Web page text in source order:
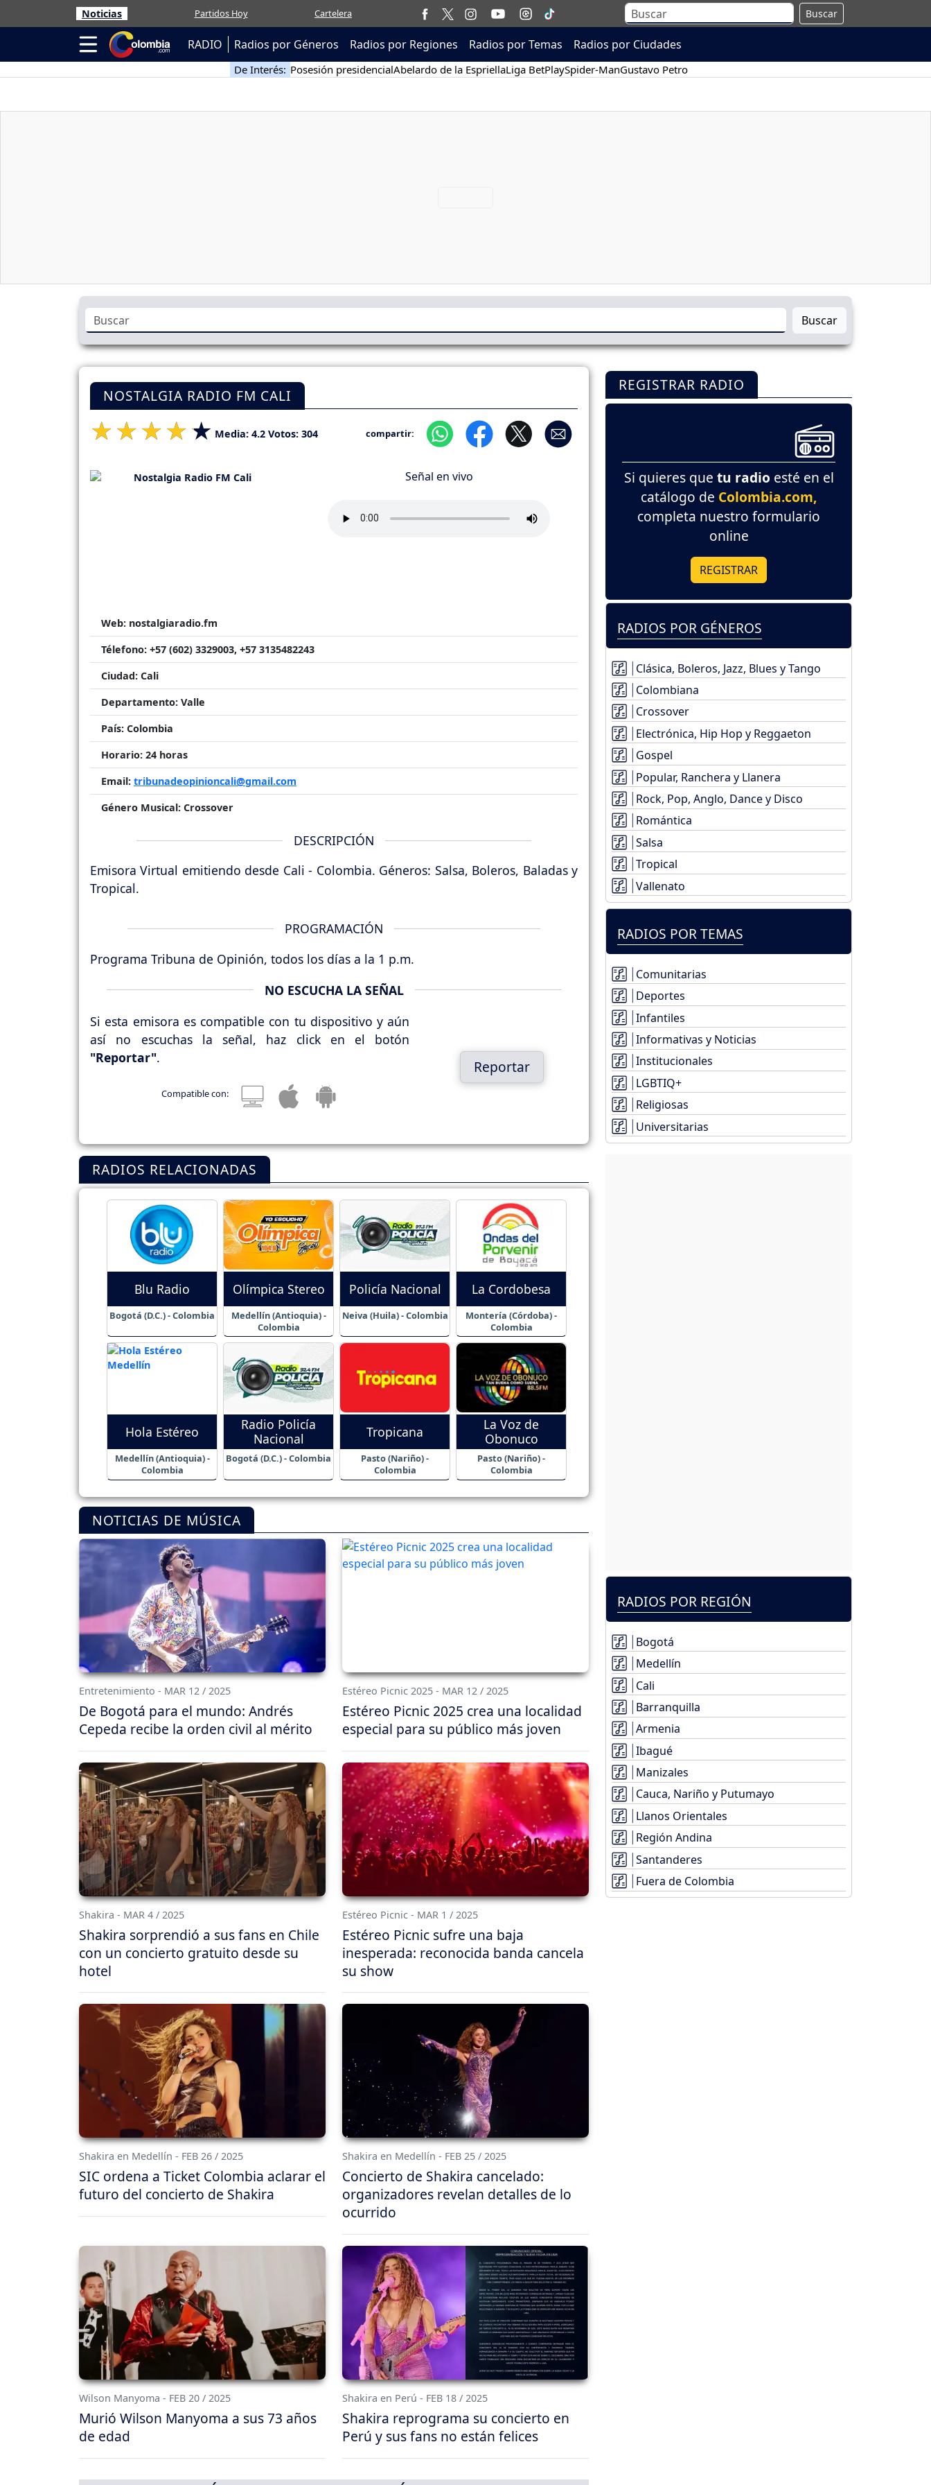
Noticias Partidos Hoy Cartelera Buscar
RADIO Radios por Géneros Radios por Regiones Radios por Temas Radios por Ciudades
De Interés: Posesión presidencialAbelardo de la EspriellaLiga BetPlaySpider-ManGustavo Petro
Buscar
NOSTALGIA RADIO FM CALI
Media: 4.2 Votos: 304 compartir:
Señal en vivo
Web: nostalgiaradio.fm
Télefono: +57 (602) 3329003, +57 3135482243
Ciudad: Cali
Departamento: Valle
País: Colombia
Horario: 24 horas
Email: tribunadeopinioncali@gmail.com
Género Musical: Crossover
DESCRIPCIÓN
Emisora Virtual emitiendo desde Cali - Colombia. Géneros: Salsa, Boleros, Baladas y
Tropical.
PROGRAMACIÓN
Programa Tribuna de Opinión, todos los días a la 1 p.m.
NO ESCUCHA LA SEÑAL
Si esta emisora es compatible con tu dispositivo y aún
así no escuchas la señal, haz click en el botón
"Reportar".
Compatible con:
Reportar
RADIOS RELACIONADAS
Blu Radio
Bogotá (D.C.) - Colombia
Olímpica Stereo
Medellín (Antioquia) -
Colombia
Policía Nacional
Neiva (Huila) - Colombia
La Cordobesa
Montería (Córdoba) -
Colombia
Hola Estéreo
Medellín (Antioquia) -
Colombia
Radio Policía
Nacional
Bogotá (D.C.) - Colombia
Tropicana
Pasto (Nariño) -
Colombia
La Voz de
Obonuco
Pasto (Nariño) -
Colombia
NOTICIAS DE MÚSICA
Entretenimiento - MAR 12 / 2025
De Bogotá para el mundo: Andrés
Cepeda recibe la orden civil al mérito
Estéreo Picnic 2025 - MAR 12 / 2025
Estéreo Picnic 2025 crea una localidad
especial para su público más joven
Shakira - MAR 4 / 2025
Shakira sorprendió a sus fans en Chile
con un concierto gratuito desde su
hotel
Estéreo Picnic - MAR 1 / 2025
Estéreo Picnic sufre una baja
inesperada: reconocida banda cancela
su show
Shakira en Medellín - FEB 26 / 2025
SIC ordena a Ticket Colombia aclarar el
futuro del concierto de Shakira
Shakira en Medellín - FEB 25 / 2025
Concierto de Shakira cancelado:
organizadores revelan detalles de lo
ocurrido
Wilson Manyoma - FEB 20 / 2025
Murió Wilson Manyoma a sus 73 años
de edad
Shakira en Perú - FEB 18 / 2025
Shakira reprograma su concierto en
Perú y sus fans no están felices
REGISTRAR RADIO
Si quieres que tu radio esté en el
catálogo de Colombia.com,
completa nuestro formulario
online
REGISTRAR
RADIOS POR GÉNEROS
Clásica, Boleros, Jazz, Blues y Tango
Colombiana
Crossover
Electrónica, Hip Hop y Reggaeton
Gospel
Popular, Ranchera y Llanera
Rock, Pop, Anglo, Dance y Disco
Romántica
Salsa
Tropical
Vallenato
RADIOS POR TEMAS
Comunitarias
Deportes
Infantiles
Informativas y Noticias
Institucionales
LGBTIQ+
Religiosas
Universitarias
RADIOS POR REGIÓN
Bogotá
Medellín
Cali
Barranquilla
Armenia
Ibagué
Manizales
Cauca, Nariño y Putumayo
Llanos Orientales
Región Andina
Santanderes
Fuera de Colombia